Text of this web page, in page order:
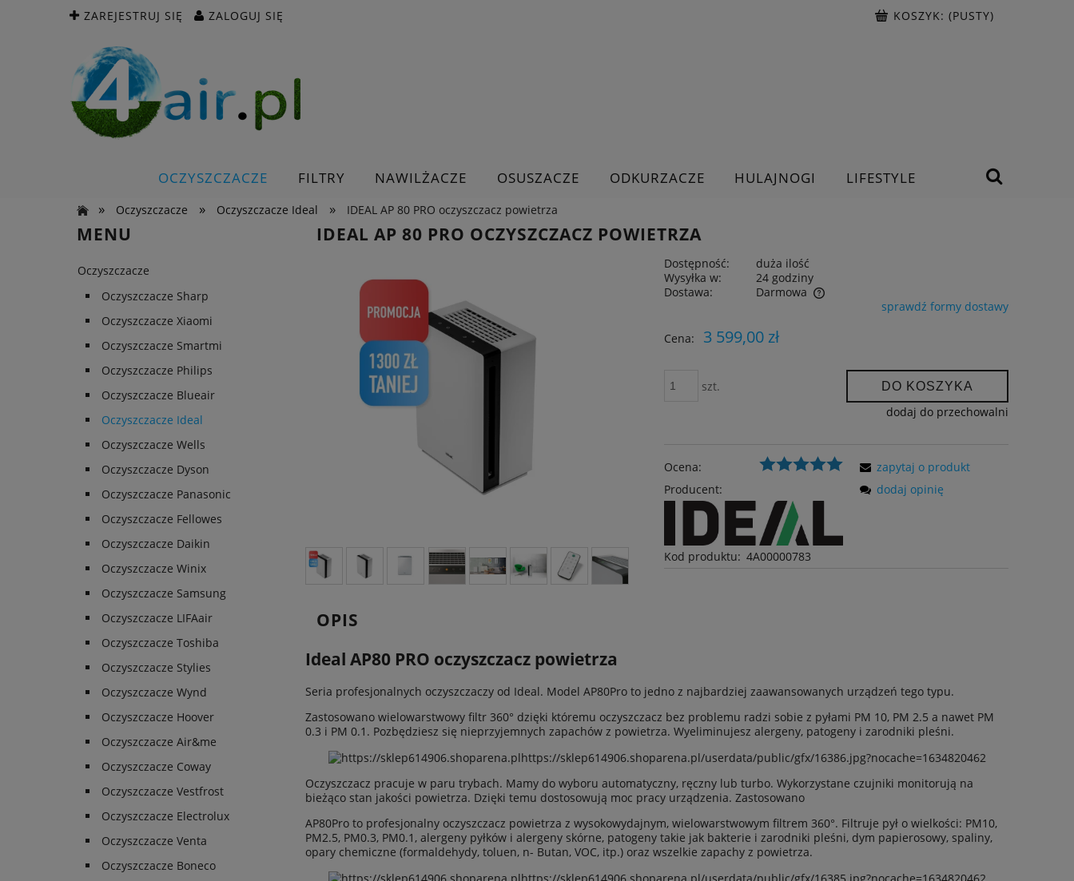
ZAREJESTRUJ SIĘ ZALOGUJ SIĘ KOSZYK: (PUSTY)
OCZYSZCZACZE FILTRY NAWILŻACZE OSUSZACZE ODKURZACZE HULAJNOGI
LIFESTYLE
»
Oczyszczacze » Oczyszczacze Ideal » IDEAL AP 80 PRO oczyszczacz powietrza
MENU
Oczyszczacze
Oczyszczacze Sharp
Oczyszczacze Xiaomi
Oczyszczacze Smartmi
Oczyszczacze Philips
Oczyszczacze Blueair
Oczyszczacze Ideal
Oczyszczacze Wells
Oczyszczacze Dyson
Oczyszczacze Panasonic
Oczyszczacze Fellowes
Oczyszczacze Daikin
Oczyszczacze Winix
Oczyszczacze Samsung
Oczyszczacze LIFAair
Oczyszczacze Toshiba
Oczyszczacze Stylies
Oczyszczacze Wynd
Oczyszczacze Hoover
Oczyszczacze Air&me
Oczyszczacze Coway
Oczyszczacze Vestfrost
Oczyszczacze Electrolux
Oczyszczacze Venta
Oczyszczacze Boneco
IDEAL AP 80 PRO OCZYSZCZACZ POWIETRZA
Dostępność:
duża ilość
Wysyłka w:
24 godziny
Dostawa:
Darmowa
Cena nie zawiera ewentualnych kosztów
sprawdź formy dostawy
Cena: 3 599,00 zł
szt. DO KOSZYKA
dodaj do przechowalni
Ocena:
Producent:
Kod produktu: 4A00000783
zapytaj o produkt
dodaj opinię
OPIS
Ideal AP80 PRO oczyszczacz powietrza
Seria profesjonalnych oczyszczaczy od Ideal. Model AP80Pro to jedno z najbardziej zaawansowanych urządzeń tego typu.
Zastosowano wielowarstwowy filtr 360° dzięki któremu oczyszczacz bez problemu radzi sobie z pyłami PM 10, PM 2.5 a nawet PM
0.3 i PM 0.1. Pozbędziesz się nieprzyjemnych zapachów z powietrza. Wyeliminujesz alergeny, patogeny i zarodniki pleśni.
Oczyszczacz pracuje w paru trybach. Mamy do wyboru automatyczny, ręczny lub turbo. Wykorzystane czujniki monitorują na
bieżąco stan jakości powietrza. Dzięki temu dostosowują moc pracy urządzenia. Zastosowano
AP80Pro to profesjonalny oczyszczacz powietrza z wysokowydajnym, wielowarstwowym filtrem 360°. Filtruje pył o wielkości: PM10,
PM2.5, PM0.3, PM0.1, alergeny pyłków i alergeny skórne, patogeny takie jak bakterie i zarodniki pleśni, dym papierosowy, spaliny,
opary chemiczne (formaldehydy, toluen, n- Butan, VOC, itp.) oraz wszelkie zapachy z powietrza.